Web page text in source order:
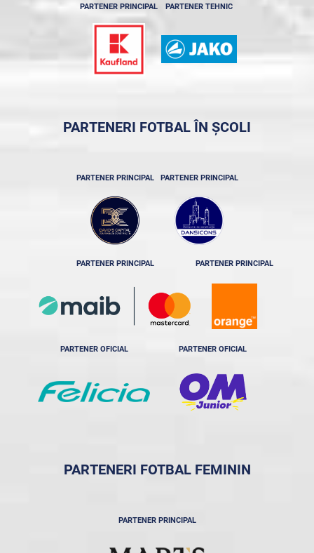
PARTENER PRINCIPAL PARTENER TEHNIC
PARTENERI FOTBAL ÎN ȘCOLI
PARTENER PRINCIPAL PARTENER PRINCIPAL
PARTENER PRINCIPAL PARTENER PRINCIPAL
PARTENER OFICIAL PARTENER OFICIAL
PARTENERI FOTBAL FEMININ
PARTENER PRINCIPAL